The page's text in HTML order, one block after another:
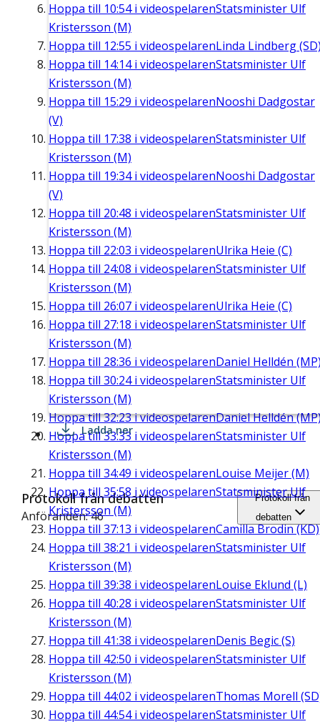
Hoppa till 10:54i videospelarenStatsminister Ulf
Kristersson (M)
Hoppa till 12:55 i videospelarenLinda Lindberg
Hoppa till 14:14i videospelarenStatsminister Ulf
Kristersson (M)
Hoppa till 15:29 i videospelarenNooshi Dadgostar
(V)
Hoppa till 17:38 i videospelarenStatsminister Ulf
Kristersson (M)
Hoppa till 19:34i videospelarenNooshi Dadgostar
(V)
Hoppa till 20:48 i videospelarenStatsminister Ulf
Kristersson (M)
Hoppa till 22:03 i videospelarenUlrika Heie (C)
Hoppa till 24:08 i videospelarenStatsminister Ulf
Kristersson (M)
Hoppa till 26:07 i videospelarenUlrika Heie (C)
Hoppa till 27:18 i videospelarenStatsminister Ulf
Kristersson (M)
Hoppa till 28:36 i videospelarenDaniel Helldén
Hoppa till 30:24i videospelarenStatsminister Ulf
Kristersson (M)
Hoppa till32:23i videospelarenDaniel Helldén
Hoppa till33:33 i videospelarenStatsminister Ulf
Kristersson (M)
Hoppa till 34:49 i videospelarenLouise Meijer (M)
Hoppa till 35:58 i videospelarenStatsminister Ulf
Kristersson (M)
Hoppa till 37:13 i videospelarenCamilla Brodin (KD)
Hoppa till 38:21 i videospelarenStatsminister Ulf
Kristersson (M)
Hoppa till 39:38 i videospelarenLouise Eklund (L)
Hoppa till 40:28 i videospelarenStatsminister Ulf
Kristersson (M)
Hoppa till 41:38 i videospelarenDenis Begic (S)
Hoppa till 42:50 i videospelarenStatsminister Ulf
Kristersson (M)
Hoppa till 44:02 i videospelarenThomas Morell
Hoppa till 44:54i videospelarenStatsminister Ulf
Ladda ner
Protokoll från debatten
Anföranden: 46
Protokoll från
debatten